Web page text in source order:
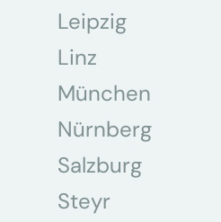
Leipzig
Linz
München
Nürnberg
Salzburg
Steyr